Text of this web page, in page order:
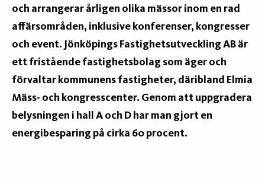
och arrangerar årligen olika mässor inom en rad
affärsområden, inklusive konferenser, kongresser
och event. Jönköpings Fastighetsutveckling AB är
ett fristående fastighetsbolag som äger och
förvaltar kommunens fastigheter, däribland Elmia
Mäss- och kongresscenter. Genom att uppgradera
belysningen i hall A och D har man gjort en
energibesparing på cirka 60 procent.